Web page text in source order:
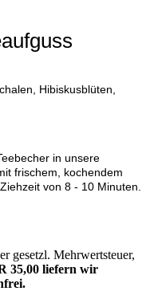
Hibiskusblüten,
in unsere
frischem, kochendem
von 8 - 10 Minuten.
Mehrwertsteuer,
35,00 liefern wir